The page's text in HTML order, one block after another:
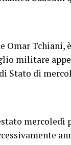
Omar
militare
Stato di
mercoledì